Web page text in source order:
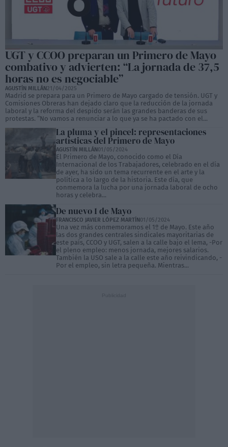
UGT y CCOO preparan un Primero de Mayo
combativo y advierten: “La jornada de 37,5
horas no es negociable”
AGUSTÍN MILLÁN21/04/2025
Madrid se prepara para un Primero de Mayo cargado de tensión. UGT y
Comisiones Obreras han dejado claro que la reducción de la jornada
laboral y la reforma del despido serán las grandes banderas de sus
protestas. “No vamos a renunciar a lo que ya se ha pactado con el...
La pluma y el pincel: representaciones
artísticas del Primero de Mayo
AGUSTÍN MILLÁN01/05/2024
El Primero de Mayo, conocido como el Día
Internacional de los Trabajadores, celebrado en el día
de ayer, ha sido un tema recurrente en el arte y la
política a lo largo de la historia. Este día, que
conmemora la lucha por una jornada laboral de ocho
horas y celebra...
De nuevo 1 de Mayo
FRANCISCO JAVIER LÓPEZ MARTÍN01/05/2024
Una vez más conmemoramos el 1º de Mayo. Este año
las dos grandes centrales sindicales mayoritarias de
este país, CCOO y UGT, salen a la calle bajo el lema, -Por
el pleno empleo: menos jornada, mejores salarios.
También la USO sale a la calle este año reivindicando, -
Por el empleo, sin letra pequeña. Mientras...